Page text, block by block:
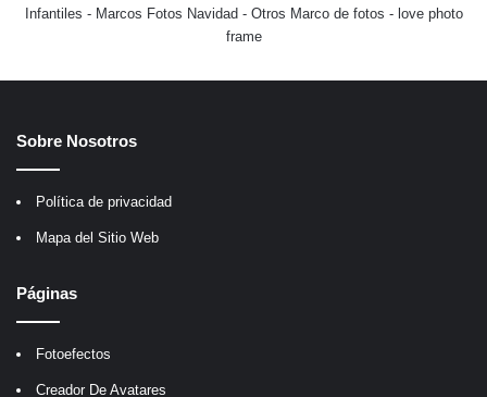
Infantiles - Marcos Fotos Navidad- Otros Marco de fotos - love photo
frame
Sobre Nosotros
Política de privacidad
Mapa del Sitio Web
Páginas
Fotoefectos
Creador De Avatares